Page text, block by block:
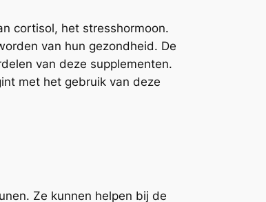
cortisol, het stresshormoon.
van hun gezondheid. De
van deze supplementen.
met het gebruik van deze
Ze kunnen helpen bij de